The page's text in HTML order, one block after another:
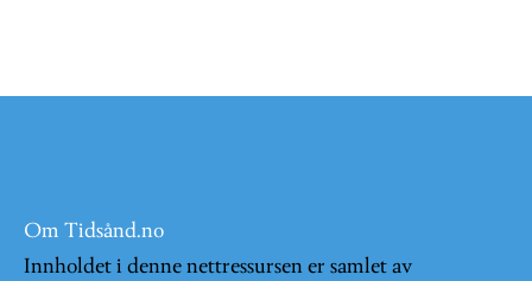
Om Tidsånd.no
Innholdet i denne nettressursen er samlet av